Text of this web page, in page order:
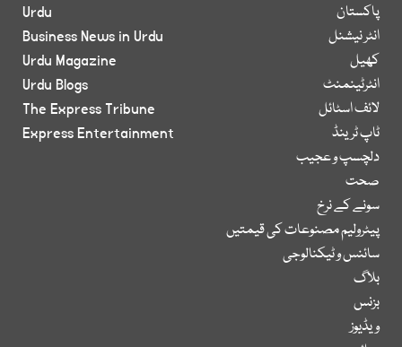
پاکستان
انٹر نیشنل
کھیل
انٹرٹینمنٹ
لائف اسٹائل
ٹاپ ٹرینڈ
دلچسپ و عجیب
صحت
سونے کے نرخ
پیٹرولیم مصنوعات کی قیمتیں
سائنس و ٹیکنالوجی
بلاگ
بزنس
ویڈیوز
Urdu
Business News in Urdu
Urdu Magazine
Urdu Blogs
The Express Tribune
Express Entertainment